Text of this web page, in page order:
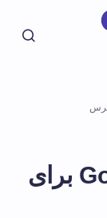
افزونه Google Captcha برای